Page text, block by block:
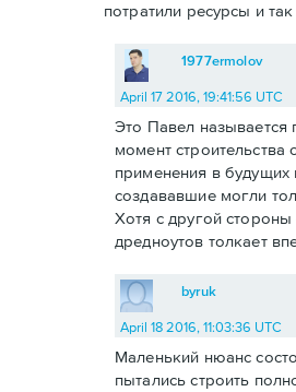
потратили ресурсы и
1977ermolov
April 17 2016, 19:41:56 UTC
Это Павел называется
момент строительства
применения в будущих
создававшие могли
Хотя с другой стороны
дредноутов толкает
byruk
April 18 2016, 11:03:36 UTC
Маленький нюанс
пытались строить